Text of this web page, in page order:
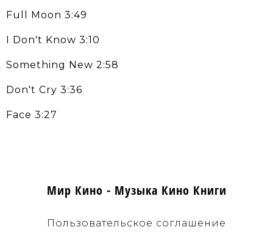
Full Moon 3:49
I Don't Know 3:10
Something New 2:58
Don't Cry 3:36
Face 3:27
Мир Кино - Музыка Кино Книги
Пользовательское соглашение